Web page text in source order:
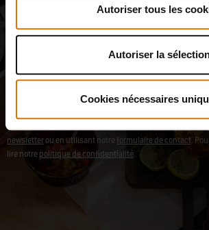
Autoriser tous les
Autoriser la
Cookies nécessaires
E-mail
Je souhaite recevoir des emails de la part de Weber-
et Weber-Stephen Deutschland GmbH concernant le
recettes, des informations produits, conseils et astuces,
retirer votre consentement à tout moment en cliquant sur
newsletterou en utilisant notre formulaire de contact.
lire notrepolitique de confidentialité.